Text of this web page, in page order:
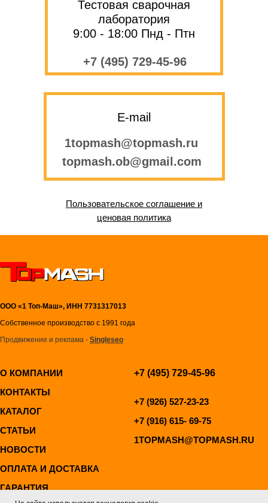
Тестовая сварочная
лаборатория
9:00 - 18:00 Пнд - Птн
+7 (495) 729-45-96
E-mail
1topmash@topmash.ru
topmash.ob@gmail.com
Пользовательское соглашение и
ценовая политика
ООО «1 Топ-Маш», ИНН 7731317013
Собственное производство с 1991 года
Продвижение и реклама - Singleseo
О КОМПАНИИ
КОНТАКТЫ
КАТАЛОГ
СТАТЬИ
НОВОСТИ
ОПЛАТА И ДОСТАВКА
ГАРАНТИЯ
+7 (495) 729-45-96
+7 (926) 527-23-23
+7 (916) 615- 69-75
1TOPMASH@TOPMASH.RU